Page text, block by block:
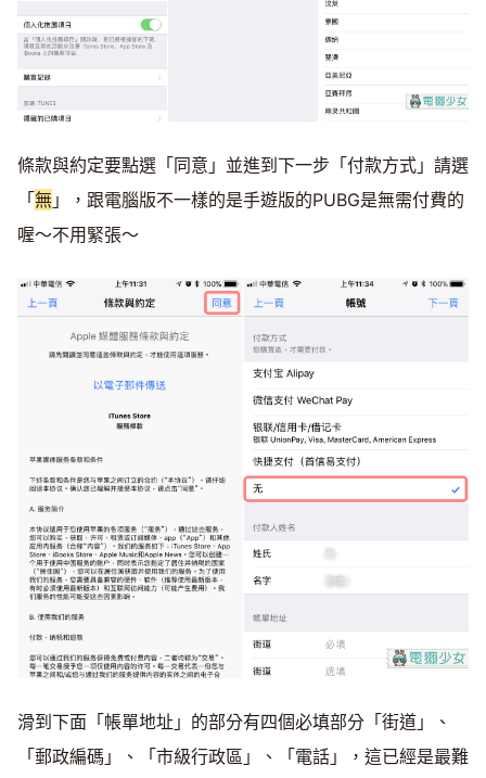
條款與約定要點選「同意」並進到下一步「付款方式」請選
「無 」，跟電腦版不一樣的是手遊版的PUBG是無需付費的
喔～不用緊張～
滑到下面「帳單地址」的部分有四個必填部分「街道」、
「郵政編碼」、「市級行政區」、「電話」，這已經是最難